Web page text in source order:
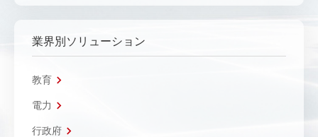
業界別ソリューション
教育
電力
行政府